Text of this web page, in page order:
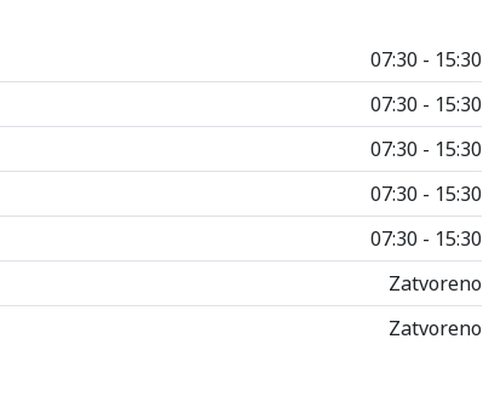
07:30 - 15:30
07:30 - 15:30
07:30 - 15:30
07:30 - 15:30
07:30 - 15:30
Zatvoreno
Zatvoreno